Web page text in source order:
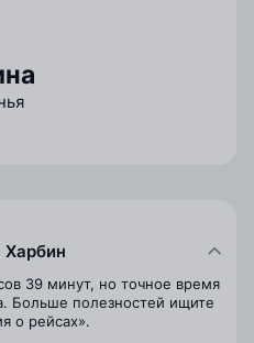
Харбин
39 минут, но точное время
Больше полезностей ищите
о рейсах».